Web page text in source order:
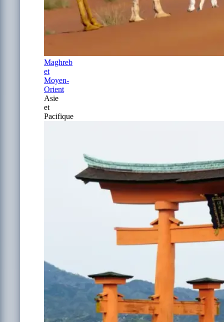
Maghreb
et
Moyen-
Orient
Asie
et
Pacifique